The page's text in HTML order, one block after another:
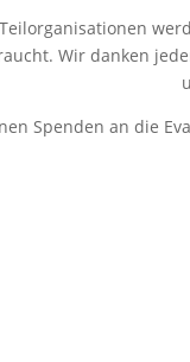
Wir danken
Spenden an die